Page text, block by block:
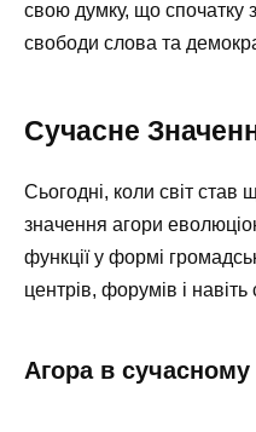
свою думку, що спочатку
свободи слова та
Сучасне
Сьогодні, коли світ став
значення агори
функції у формі
центрів, форумів і
Агора в сучасному